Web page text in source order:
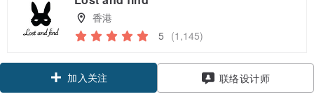
香港
5 (1,145)
加入关注 联络设计师